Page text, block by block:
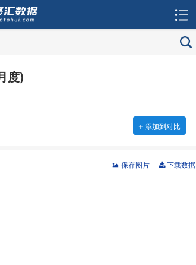
度)
+添加到对比
下载数据
保存图片